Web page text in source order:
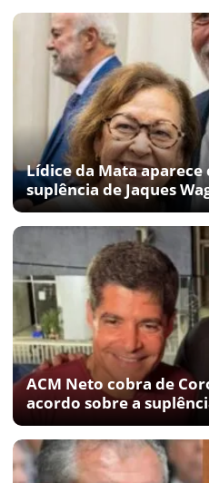
Lídice da Mata
suplência de Jaques
ACM Neto cobra de
acordo sobre a